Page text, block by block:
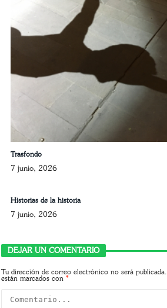
Trasfondo
7 junio, 2026
Historias de la historia
7 junio, 2026
DEJAR UN COMENTARIO
Tu dirección de correo electrónico no será publicada.
están marcados con*